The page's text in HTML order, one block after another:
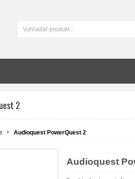
2
Audioquest PowerQuest 2
Audioquest